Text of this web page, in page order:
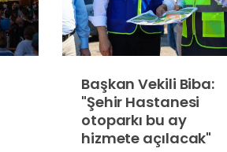
Büyükşehir'den
Mudanya'nın
altyapısına güçlü
yatırım